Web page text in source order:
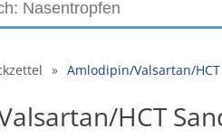
» Amlodipin/Valsartan/
HCT